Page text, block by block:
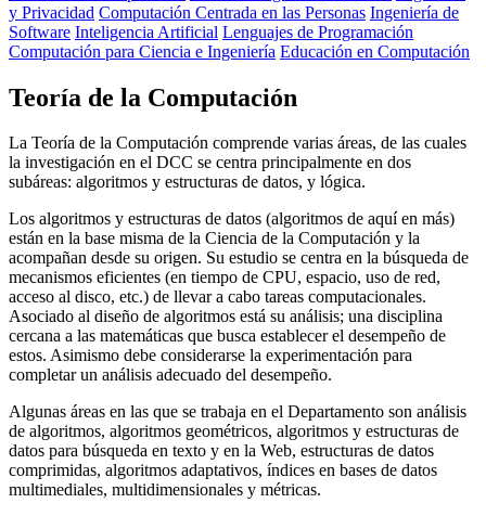
y Privacidad Computación Centrada en las Personas Ingeniería de
Software Inteligencia Artificial Lenguajes de Programación
Computación para Ciencia e Ingeniería Educación en Computación
Teoría de la Computación
La Teoría de la Computación comprende varias áreas, de las cuales
la investigación en el DCC se centra principalmente en dos
subáreas: algoritmos y estructuras de datos, y lógica.
Los algoritmos y estructuras de datos (algoritmos de aquí en más)
están en la base misma de la Ciencia de la Computación y la
acompañan desde su origen. Su estudio se centra en la búsqueda de
mecanismos eficientes (en tiempo de CPU, espacio, uso de red,
acceso al disco, etc.) de llevar a cabo tareas computacionales.
Asociado al diseño de algoritmos está su análisis; una disciplina
cercana a las matemáticas que busca establecer el desempeño de
estos. Asimismo debe considerarse la experimentación para
completar un análisis adecuado del desempeño.
Algunas áreas en las que se trabaja en el Departamento son análisis
de algoritmos, algoritmos geométricos, algoritmos y estructuras de
datos para búsqueda en texto y en la Web, estructuras de datos
comprimidas, algoritmos adaptativos, índices en bases de datos
multimediales, multidimensionales y métricas.